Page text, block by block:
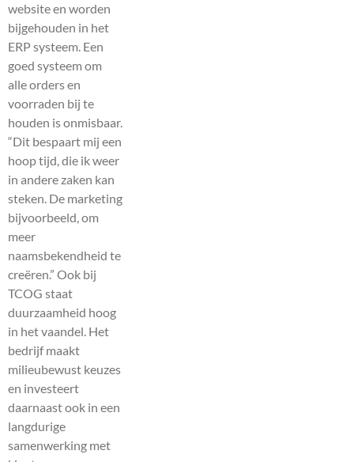
website en worden
bijgehouden in het
ERP systeem. Een
goed systeem om
alle orders en
voorraden bij te
houden is onmisbaar.
“Dit bespaart mij een
hoop tijd, die ik weer
in andere zaken kan
steken. De marketing
bijvoorbeeld, om
meer
naamsbekendheid te
creëren.” Ook bij
TCOG staat
duurzaamheid hoog
in het vaandel. Het
bedrijf maakt
milieubewust keuzes
en investeert
daarnaast ook in een
langdurige
samenwerking met